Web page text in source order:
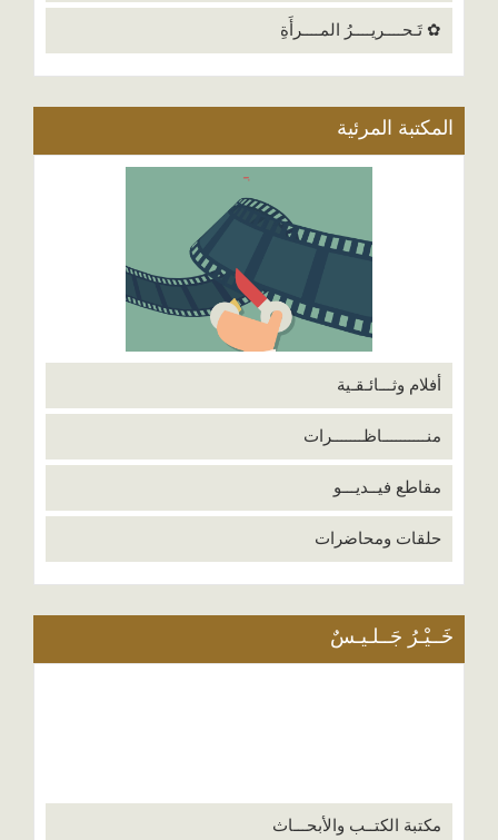
✿ تَـحــــريــــرُ المــــرأَةِ
المكتبة المرئية
أفلام وثـــائـقـية
منــــــــــاظـــــــرات
مقاطع فيــديـــو
حلقات ومحاضرات
خَــيْـرُ جَــلـيـسٌ
مكتبة الكتــب والأبحـــاث